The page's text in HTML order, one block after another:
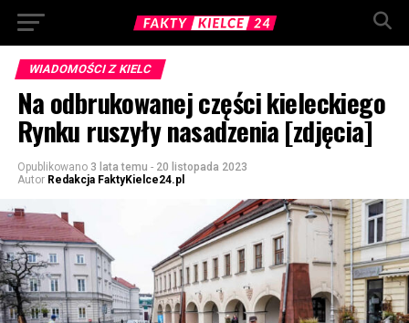
WIADOMOŚCI Z KIELC
Na odbrukowanej części kieleckiego
Rynku ruszyły nasadzenia [zdjęcia]
Opublikowano 3 lata temu - 20 listopada 2023
Autor Redakcja FaktyKielce24.pl